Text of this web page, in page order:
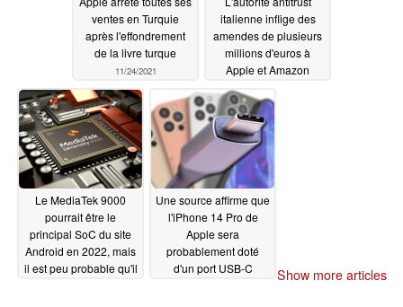
ventes en Turquie
après l'effondrement
de la livre turque
11/24/2021
italienne inflige des
amendes de plusieurs
millions d'euros à
Apple et Amazon
Le MediaTek 9000
pourrait être le
principal SoC du site
Android en 2022, mais
il est peu probable qu'il
Une source affirme que
l'iPhone 14 Pro de
Apple sera
probablement doté
d'un port USB-C
Show more articles